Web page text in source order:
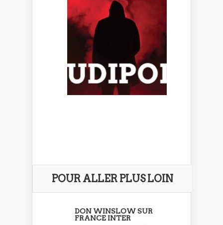
POUR ALLER PLUS LOIN
DON WINSLOW SUR
FRANCE INTER